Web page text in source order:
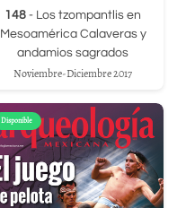
148 - Los tzompantlis en
Mesoamérica Calaveras y
andamios sagrados
Noviembre-Diciembre 2017
Disponible